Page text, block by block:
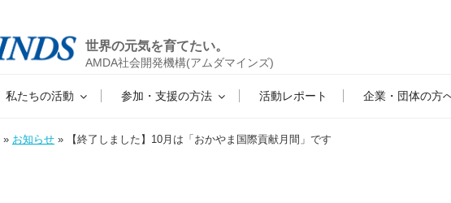
世界の元気を育てたい。
AMDA社会開発機構(アムダマインズ)
私たちの活動 参加・支援の方法 活動レポート 企業・団体の方
» お知らせ » 【終了しました】10月は「おかやま国際貢献月間」です